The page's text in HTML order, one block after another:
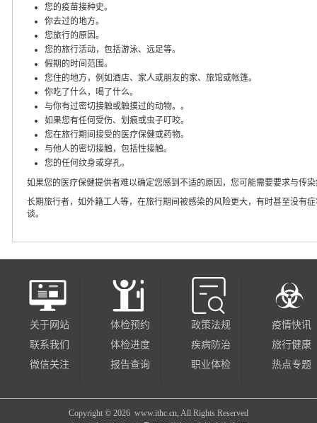
您的疫苗接种史。
你去过的地方。
您旅行的原因。
您的旅行活动，包括游泳、远足等。
假期的时间范围。
您住的地方，例如酒店、家人或朋友的家、旅馆或帐篷。
你吃了什么，喝了什么。
与你有过密切接触或触摸过的动物。。
如果您有任何受伤、划痕或虫子叮咬。
您在旅行期间接受的医疗保健或药物。
与他人的密切接触，包括性接触。
您的任何纹身或穿孔。
如果您的医疗保健提供者难以确定您感到不适的原因，您可能需要要求与传
长期旅行者，如外籍工人等，在旅行期间被感染的风险更大，有时甚至没有
谈。
关于网站
联系我们
微信关注
体检预约
体检进度
报告查询
政策法规
疾病防治
职业体检
疫情快讯
旅行健康
热点专题
Copyright © 2026 www.ithc.cn, All Rights Reserved